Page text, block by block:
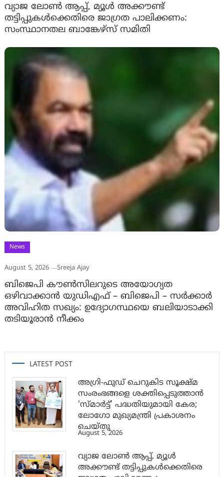
വ്യാജ ലോൺ ആപ്പ്, മ്യൂൾ അക്കൗണ്ട്
തട്ടിപ്പുകൾക്കെതിരെ ജാ​ഗ്രത പാലിക്കണം:
സംസ്ഥാനതല ബാങ്കേഴ്സ് സമിതി
News
August 5, 2026 Sreeja Ajay
ബിജെപി കൗൺസിലറുടെ അയോഗ്യത
ഒഴിവാക്കാൻ യുഡിഎഫ് – ബിജെപി – സർക്കാർ
അവിഹിത സഖ്യം: ഉദ്യോഗസ്ഥയെ ബലിയാടാക്കി
തടിയൂരാൻ നീക്കം
LATEST POST
അഗ്രി-ഫുഡ് ചെറുകിട സൂക്ഷ്മ
സംരംഭങ്ങളെ ശക്തിപ്പെടുത്താന്‍
‘സ്മാര്‍ട്ട്’ പദ്ധതിയുമായി കേര;
ലോഗോ മുഖ്യമന്ത്രി പ്രകാശനം
ചെയ്തു
August 5, 2026
വ്യാജ ലോൺ ആപ്പ്, മ്യൂൾ
അക്കൗണ്ട് തട്ടിപ്പുകൾക്കെതിരെ